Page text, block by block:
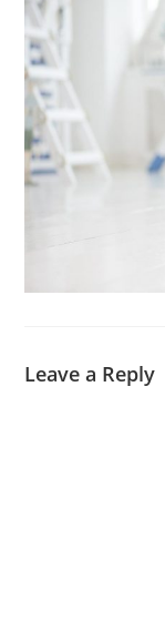
Leave a Reply